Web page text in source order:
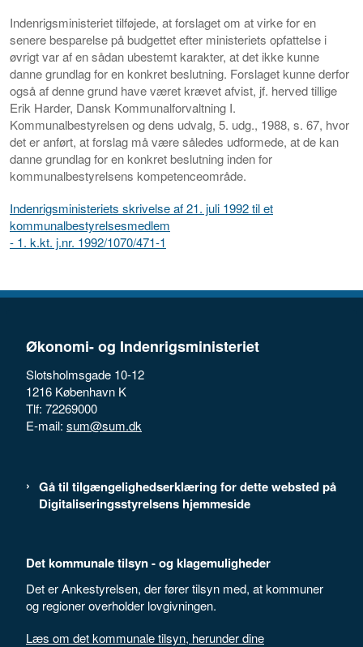
Indenrigsministeriet tilføjede, at forslaget om at virke for en
senere besparelse på budgettet efter ministeriets opfattelse i
øvrigt var af en sådan ubestemt karakter, at det ikke kunne
danne grundlag for en konkret beslutning. Forslaget kunne derfor
også af denne grund have været krævet afvist, jf. herved tillige
Erik Harder, Dansk Kommunalforvaltning I.
Kommunalbestyrelsen og dens udvalg, 5. udg., 1988, s. 67, hvor
det er anført, at forslag må være således udformede, at de kan
danne grundlag for en konkret beslutning inden for
kommunalbestyrelsens kompetenceområde.
Indenrigsministeriets skrivelse af 21. juli 1992 til et
kommunalbestyrelsesmedlem
- 1. k.kt. j.nr. 1992/1070/471-1
Økonomi- og Indenrigsministeriet
Slotsholmsgade 10-12
1216 København K
Tlf: 72269000
E-mail: sum@sum.dk
Gå til tilgængelighedserklæring for dette websted på
Digitaliseringsstyrelsens hjemmeside
Det kommunale tilsyn - og klagemuligheder
Det er Ankestyrelsen, der fører tilsyn med, at kommuner
og regioner overholder lovgivningen.
Læs om det kommunale tilsyn, herunder dine